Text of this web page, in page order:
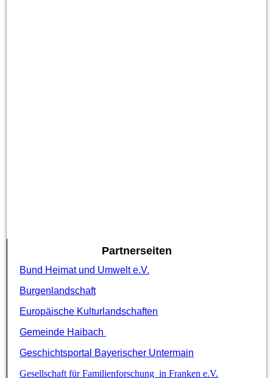
Partnerseiten
Bund Heimat und Umwelt e.V.
Burgenlandschaft
Europäische Kulturlandschaften
Gemeinde Haibach
Geschichtsportal Bayerischer Untermain
Gesellschaft für Familienforschung in Franken e.V.